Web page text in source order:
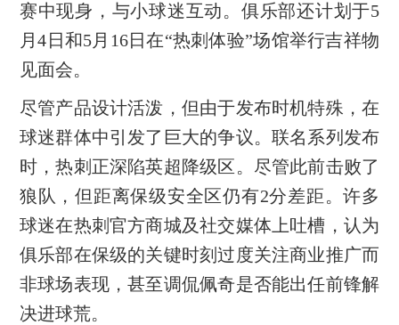
赛中现身，与小球迷互动。俱乐部还计划于5
月4日和5月16日在“热刺体验”场馆举行吉祥物
见面会。
尽管产品设计活泼，但由于发布时机特殊，在
球迷群体中引发了巨大的争议。联名系列发布
时，热刺正深陷英超降级区。尽管此前击败了
狼队，但距离保级安全区仍有2分差距。许多
球迷在热刺官方商城及社交媒体上吐槽，认为
俱乐部在保级的关键时刻过度关注商业推广而
非球场表现，甚至调侃佩奇是否能出任前锋解
决进球荒。